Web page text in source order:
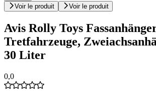
Voir le produit
Voir le produit
Avis Rolly Toys
Tretfahrzeuge,
30 Liter
0,0